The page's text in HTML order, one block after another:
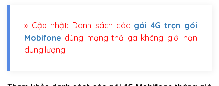
» Cập nhật: Danh sách các gói 4G trọn gói
Mobifone dùng mạng thả ga không giới hạn
dung lượng